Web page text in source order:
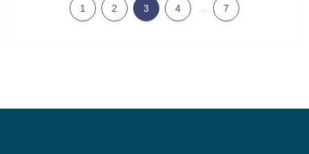
1 2 3 4 ... 7